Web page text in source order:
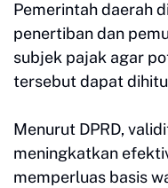
Pemerintah daerah
penertiban dan
subjek pajak agar
tersebut dapat
Menurut DPRD,
meningkatkan
memperluas basis